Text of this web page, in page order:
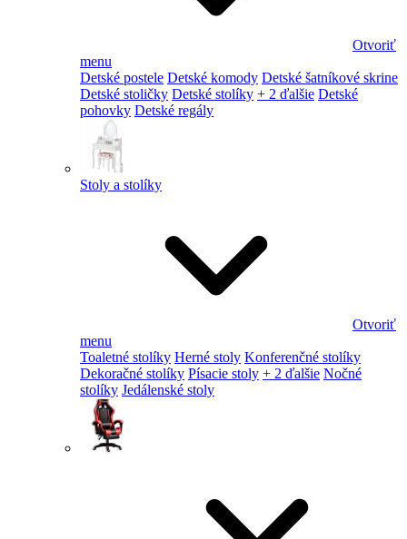
Otvoriť
menu
Detské postele Detské komody Detské šatníkové skrine
Detské stoličky Detské stolíky + 2 ďalšie Detské
pohovky Detské regály
Stoly a stolíky
Otvoriť
menu
Toaletné stolíky Herné stoly Konferenčné stolíky
Dekoračné stolíky Písacie stoly + 2 ďalšie Nočné
stolíky Jedálenské stoly